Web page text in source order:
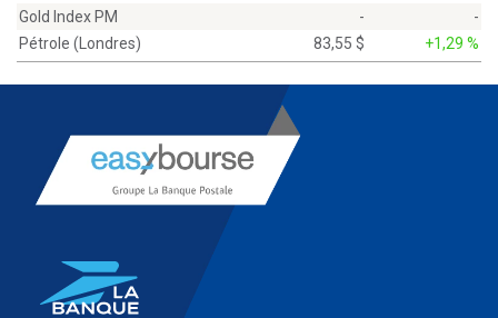
Gold Index PM
-
-
Pétrole (Londres)
83,55 $ +1,29 %